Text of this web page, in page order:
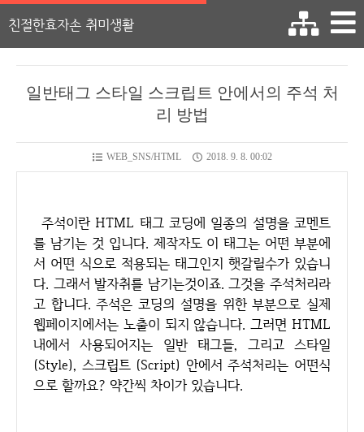
친절한효자손 취미생활
일반태그 스타일 스크립트 안에서의 주석 처
리 방법
WEB_SNS/HTML 2018. 9. 8. 00:02
주석이란 HTML 태그 코딩에 일종의 설명을 코멘트
를 남기는 것 입니다. 제작자도 이 태그는 어떤 부분에
서 어떤 식으로 적용되는 태그인지 햇갈릴수가 있습니
다. 그래서 발자취를 남기는것이죠. 그것을 주석처리라
고 합니다. 주석은 코딩의 설명을 위한 부분으로 실제
웹페이지에서는 노출이 되지 않습니다. 그러면 HTML
내에서 사용되어지는 일반 태그들, 그리고 스타일
(Style), 스크립트 (Script) 안에서 주석처리는 어떤식
으로 할까요? 약간씩 차이가 있습니다.